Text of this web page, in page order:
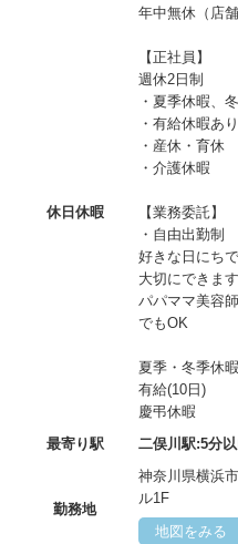
休日休暇
年中無休（店
【正社員】
週休2日制
・夏季休暇、
・有給休暇あ
・産休・育休
・介護休暇
【業務委託】
・自由出勤制
好きな日にち
大切にできます
パパママ美容
でもOK
夏季・冬季休暇
有給(10日)
慶弔休暇
最寄り駅
二俣川駅:5分
勤務地
神奈川県横浜
ル1F
地図をみる